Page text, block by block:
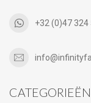
+32 (0)47 324
CATEGORIEËN